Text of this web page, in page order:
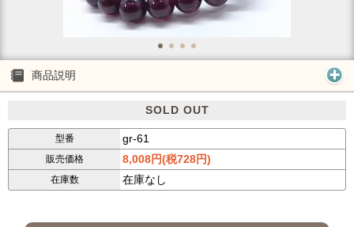
商品説明
SOLD OUT
型番 gr-61
販売価格 8,008円(税728円)
在庫数 在庫なし